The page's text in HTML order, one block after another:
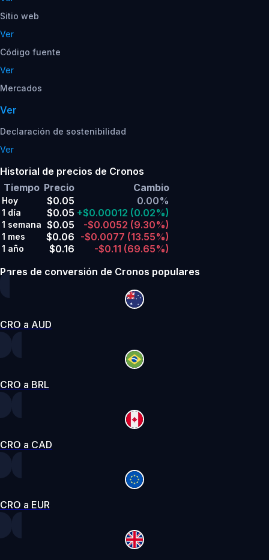
Sitio web
Ver
Código fuente
Ver
Mercados
Ver
Declaración de sostenibilidad
Ver
Historial de precios de Cronos
Tiempo Precio Cambio
Hoy $0.05 0.00%
1 día $0.05 +$0.00012 (0.02%)
1 semana $0.05 -$0.0052 (9.30%)
1 mes $0.06 -$0.0077 (13.55%)
1 año $0.16 -$0.11 (69.65%)
Pares de conversión de Cronos populares
CRO a AUD
CRO a BRL
CRO a CAD
CRO a EUR